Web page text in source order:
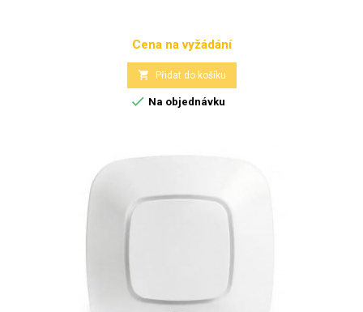
Cena
Cena na vyžádání
 Přidat do košíku
 Na objednávku